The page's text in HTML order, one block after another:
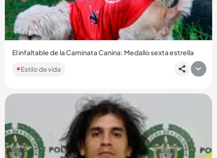
Compartir Noticia
El infaltable de la Caminata Canina: Medallo sexta estrella
Estilo de vida
Compartir Noticia